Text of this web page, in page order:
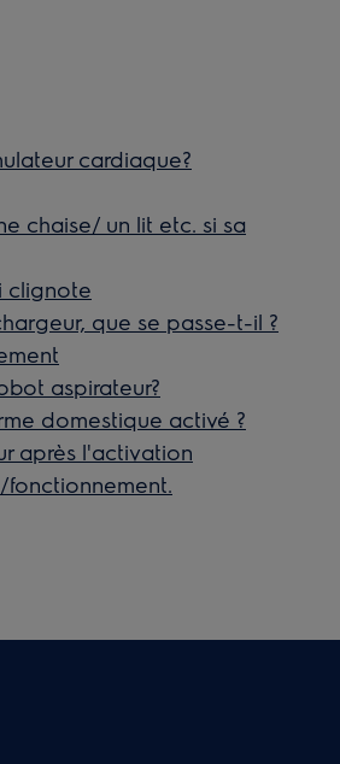
cardiaque?
chaise/ un lit etc. si sa
clignote
que se passe-t-il ?
aspirateur?
domestique activé ?
après l'activation